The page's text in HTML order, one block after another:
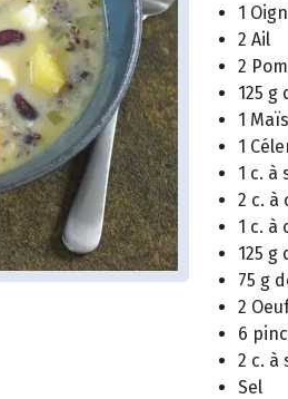
1
2 Ail
2
125
1 Maïs
1
1 c. à
2 c. à
1 c. à
125 g
75 g
2
6
2 c. à
Sel